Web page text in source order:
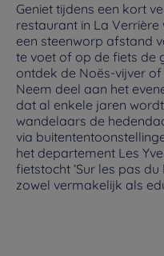
Geniet tijdens een kort
restaurant in La
een steenworp afstand
te voet of op de fiets de
ontdek de Noës-vijver
Neem deel aan het
dat al enkele jaren
wandelaars de
via
het departement Les
fietstocht ‘Sur les pas du
zowel vermakelijk als